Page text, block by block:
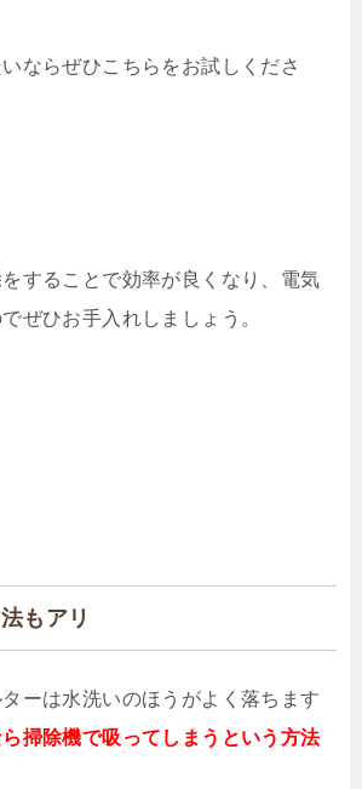
ならぜひこちらをお試しくださ
することで効率が良くなり、電気
ぜひお手入れしましょう。
もアリ
ーは水洗いのほうがよく落ちます
掃除機で吸ってしまうという方法